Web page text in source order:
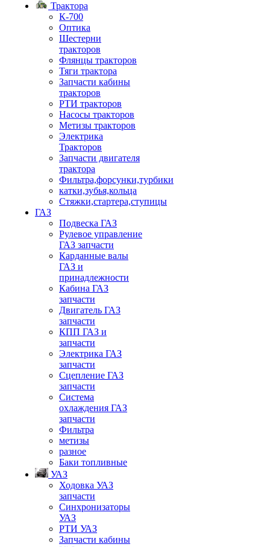
Трактора
К-700
Оптика
Шестерни
тракторов
Флянцы тракторов
Тяги трактора
Запчасти кабины
тракторов
РТИ тракторов
Насосы тракторов
Метизы тракторов
Электрика
Тракторов
Запчасти двигателя
трактора
Фильтра,форсунки,турбики
катки,зубья,кольца
Стяжки,стартера,ступицы
ГАЗ
Подвеска ГАЗ
Рулевое управление
ГАЗ запчасти
Карданные валы
ГАЗ и
принадлежности
Кабина ГАЗ
запчасти
Двигатель ГАЗ
запчасти
КПП ГАЗ и
запчасти
Электрика ГАЗ
запчасти
Сцепление ГАЗ
запчасти
Система
охлаждения ГАЗ
запчасти
Фильтра
метизы
разное
Баки топливные
УАЗ
Ходовка УАЗ
запчасти
Синхронизаторы
УАЗ
РТИ УАЗ
Запчасти кабины